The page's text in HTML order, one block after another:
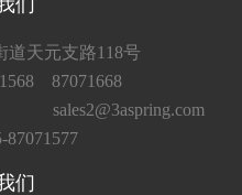
们
道天元支路118号
87071668
sales2@3aspring.com
87071577
们